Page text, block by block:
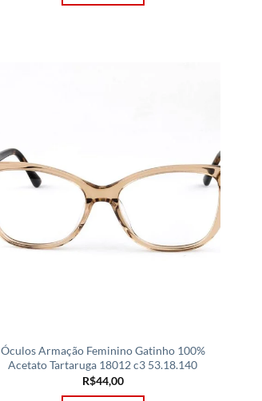
Óculos Armação Feminino Gatinho 100%
Acetato Tartaruga 18012 c3 53.18.140
R$44,00